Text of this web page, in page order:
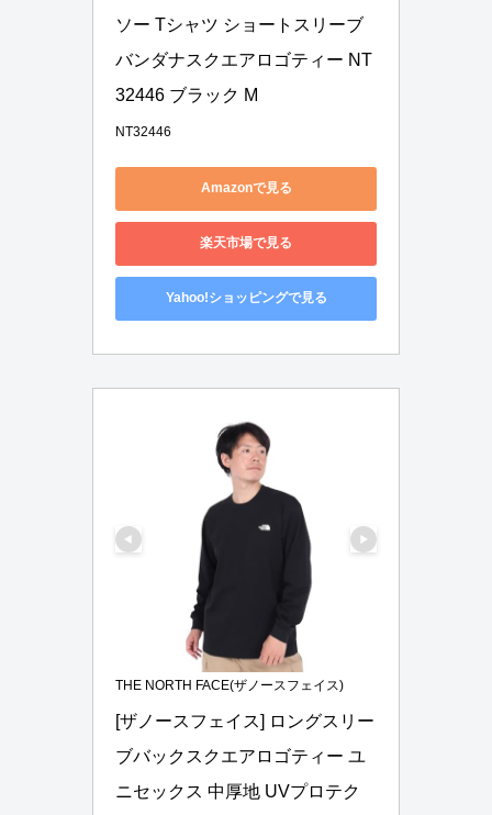
ソー Tシャツ ショートスリーブ
バンダナスクエアロゴティー NT
32446 ブラック M
NT32446
Amazonで見る
楽天市場で見る
Yahoo!ショッピングで見る
THE NORTH FACE(ザノースフェイス)
[ザノースフェイス] ロングスリー
ブバックスクエアロゴティー ユ
ニセックス 中厚地 UVプロテク